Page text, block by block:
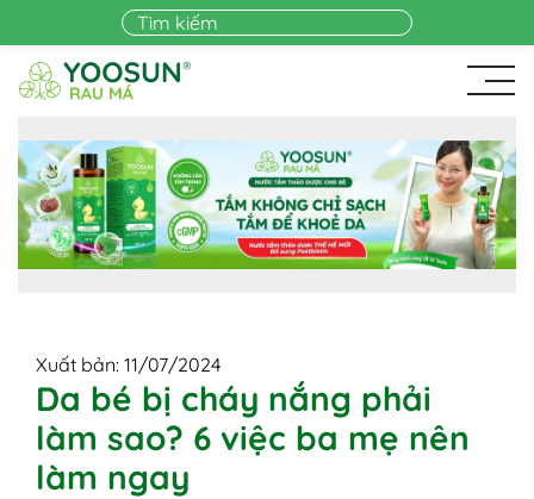
Skip to main content
Xuất bản: 11/07/2024
Da bé bị cháy nắng phải
làm sao? 6 việc ba mẹ nên
làm ngay